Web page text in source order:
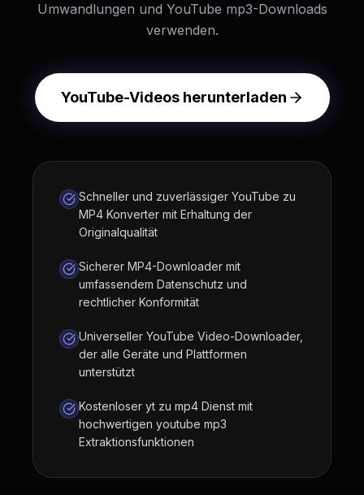
Umwandlungen und YouTube mp3-Downloads
verwenden.
YouTube-Videos herunterladen
Schneller und zuverlässiger YouTube zu
MP4 Konverter mit Erhaltung der
Originalqualität
Sicherer MP4-Downloader mit
umfassendem Datenschutz und
rechtlicher Konformität
Universeller YouTube Video-Downloader,
der alle Geräte und Plattformen
unterstützt
Kostenloser yt zu mp4 Dienst mit
hochwertigen youtube mp3
Extraktionsfunktionen